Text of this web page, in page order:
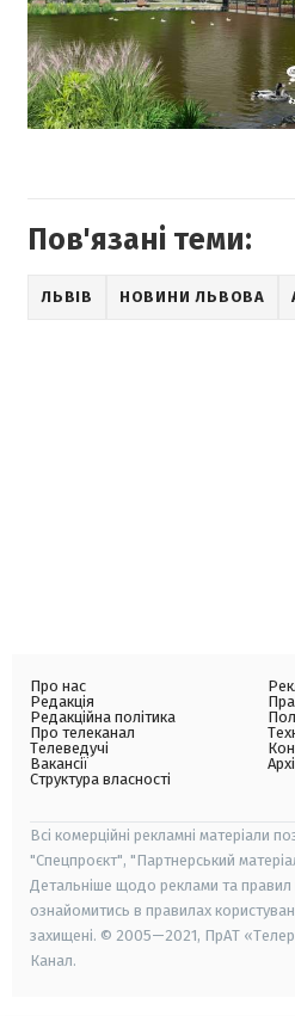
Пов'язані теми:
ЛЬВІВ НОВИНИ ЛЬВОВА
Про нас
Редакція
Редакційна політика
Про телеканал
Телеведучі
Вакансії
Структура власності
Всі комерційні рекламні матеріали
"Спецпроєкт", "Партнерський
Детальніше щодо реклами та
ознайомитись в правилах
захищені. © 2005—2021, ПрАТ
Канал.